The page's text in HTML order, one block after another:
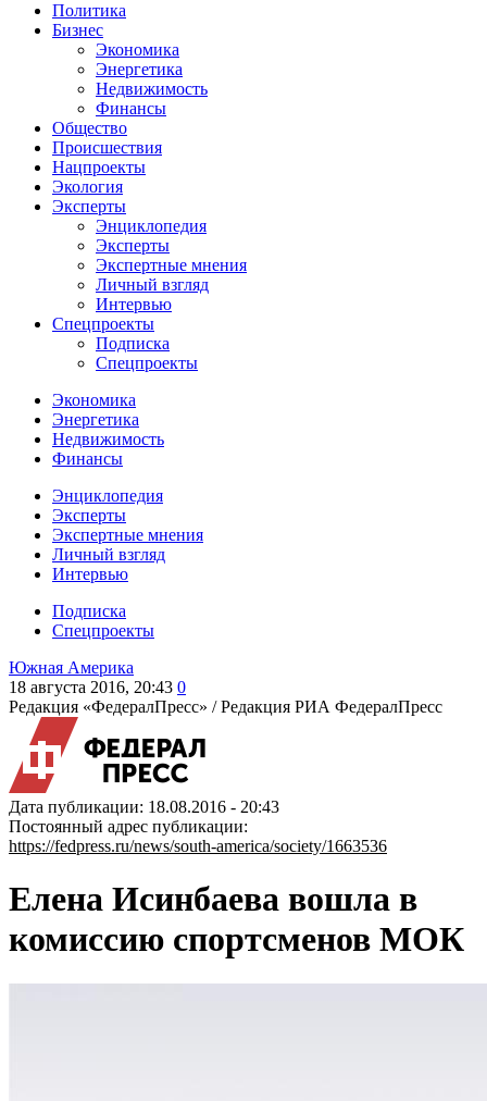
Политика
Бизнес
Экономика
Энергетика
Недвижимость
Финансы
Общество
Происшествия
Нацпроекты
Экология
Эксперты
Энциклопедия
Эксперты
Экспертные мнения
Личный взгляд
Интервью
Спецпроекты
Подписка
Спецпроекты
Экономика
Энергетика
Недвижимость
Финансы
Энциклопедия
Эксперты
Экспертные мнения
Личный взгляд
Интервью
Подписка
Спецпроекты
Южная Америка
18 августа 2016, 20:43 0
Редакция «ФедералПресс» /Редакция РИА ФедералПресс
Дата публикации: 18.08.2016 - 20:43
Постоянный адрес публикации:
https://fedpress.ru/news/south-america/society/1663536
Елена Исинбаева вошла в
комиссию спортсменов МОК